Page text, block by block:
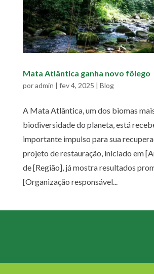
Mata Atlântica ganha novo fôlego
poradmin | fev 4, 2025 | Blog
A Mata Atlântica, um dos biomas
biodiversidade do planeta, está
importante impulso para sua
projeto de restauração, iniciado em
de [Região], já mostra resultados
[Organização responsável...